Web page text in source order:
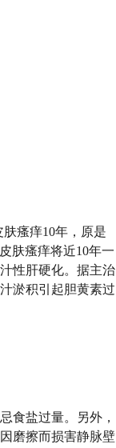
瘙痒10年，原是
肤瘙痒将近10年一
性肝硬化。据主治
淤积引起胆黄素过
食盐过量。另外，
磨擦而损害静脉壁